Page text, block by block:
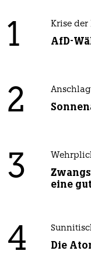
1 Krise der
AfD-
2
3
eine
4 Die